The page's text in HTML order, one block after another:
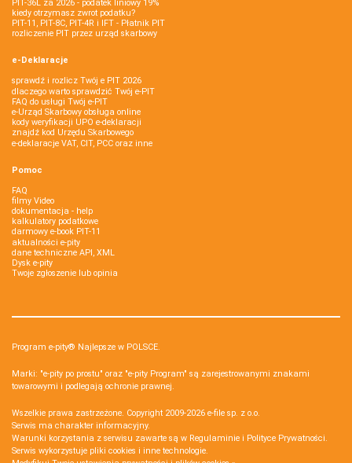
PIT-36L za 2026 - podatek liniowy 19%
kiedy otrzymasz zwrot podatku?
PIT-11, PIT-8C, PIT-4R i IFT - Płatnik PIT
rozliczenie PIT przez urząd skarbowy
e-Deklaracje
sprawdź i rozlicz Twój e PIT 2026
dlaczego warto sprawdzić Twój e-PIT
FAQ do usługi Twój e-PIT
e-Urząd Skarbowy obsługa online
kody weryfikacji UPO e-deklaracji
znajdź kod Urzędu Skarbowego
e-deklaracje VAT, CIT, PCC oraz inne
Pomoc
FAQ
filmy Video
dokumentacja - help
kalkulatory podatkowe
darmowy e-book PIT-11
aktualności e-pity
dane techniczne API, XML
Dysk e-pity
Twoje zgłoszenie lub opinia
Program e-pity® Najlepsze w POLSCE.
Marki: "e-pity po prostu" oraz "e-pity Program" są zarejestrowanymi znakami
towarowymi i podlegają ochronie prawnej.
Wszelkie prawa zastrzeżone. Copyright 2009-2026 e-file sp. z o.o.
Serwis ma charakter informacyjny.
Warunki korzystania z serwisu zawarte są w Regulaminie i Polityce Prywatności.
Serwis wykorzystuje pliki cookies i inne technologie.